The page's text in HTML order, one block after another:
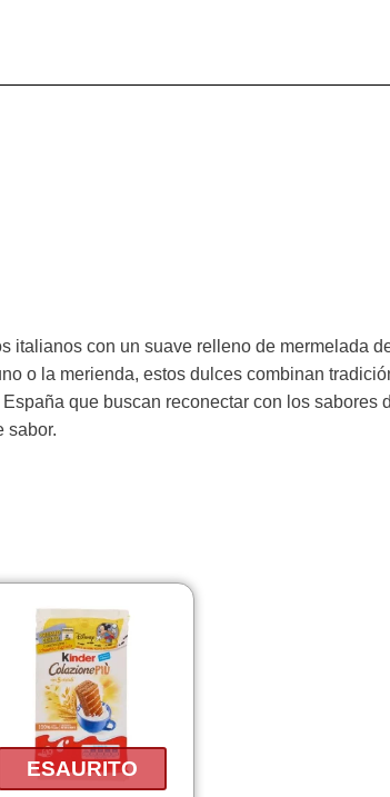
italianos con un suave relleno de mermelada
o la merienda, estos dulces combinan
que buscan reconectar con los sabores
sabor.
ESAURITO